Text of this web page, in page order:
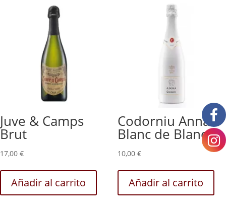
Juve & Camps
Brut
17,00 €
Añadir al carrito
Codorniu Anna
Blanc de Blancs
10,00 €
Añadir al carrito